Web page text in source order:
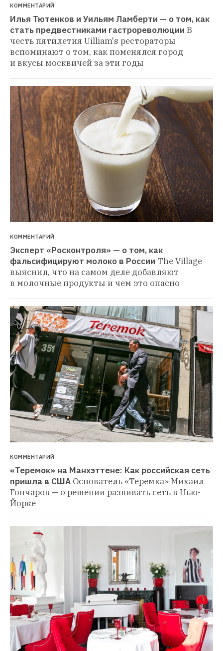
КОММЕНТАРИЙ
Илья Тютенков и Уильям Ламберти — о том, как
стать предвестниками гастрореволюции В
честь пятилетия Uilliam's рестораторы
вспоминают о том, как поменялся город
и вкусы москвичей за эти годы
КОММЕНТАРИЙ
Эксперт «Росконтроля» — о том, как
фальсифицируют молоко в России The Village
выяснил, что на самом деле добавляют
в молочные продукты и чем это опасно
КОММЕНТАРИЙ
«Теремок» на Манхэттене: Как российская сеть
пришла в США Основатель «Теремка» Михаил
Гончаров — о решении развивать сеть в Нью-
Йорке